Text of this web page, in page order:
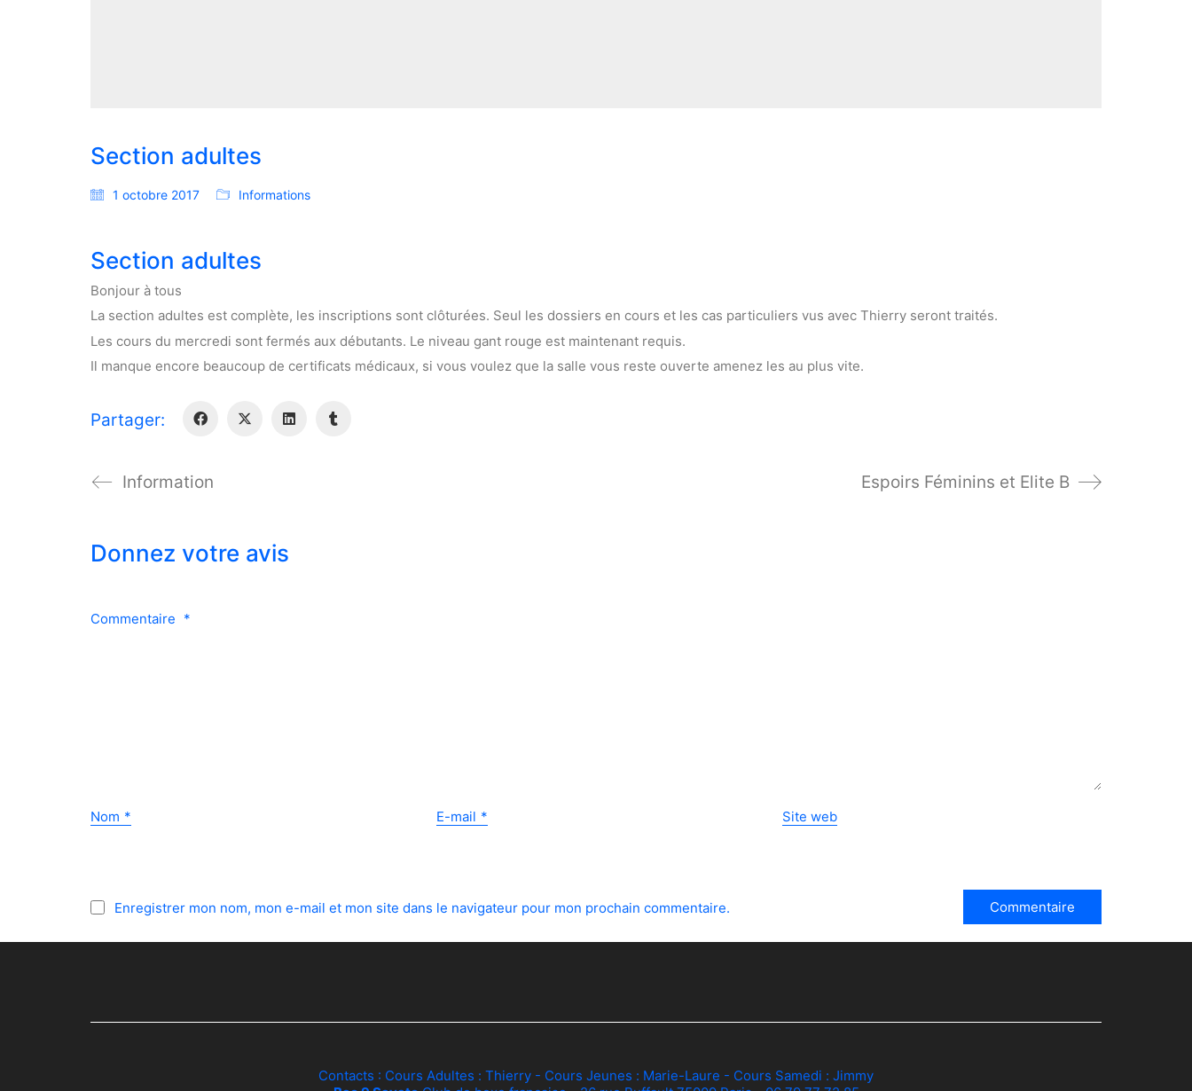
Section adultes
1 octobre 2017 Informations
Section adultes
Bonjour à tous
La section adultes est complète, les inscriptions sont clôturées. Seul les dossiers en cours et les cas particuliers vus avec Thierry seront traités.
Les cours du mercredi sont fermés aux débutants. Le niveau gant rouge est maintenant requis.
Il manque encore beaucoup de certificats médicaux, si vous voulez que la salle vous reste ouverte amenez les au plus vite.
Partager:
Information Espoirs Féminins et Elite B
Donnez votre avis
Commentaire *
Nom * E-mail * Site web
Enregistrer mon nom, mon e-mail et mon site dans le navigateur pour mon prochain commentaire.
Contacts : Cours Adultes : Thierry - Cours Jeunes : Marie-Laure - Cours Samedi : Jimmy